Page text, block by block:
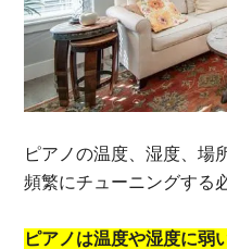
ピアノの温度、湿度、場
頻繁にチューニングする
ピアノは温度や湿度に弱